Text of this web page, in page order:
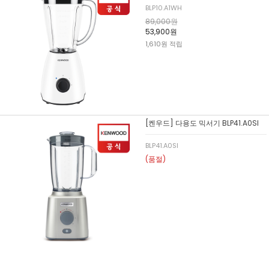
BLP10.A1WH
89,000원
53,900원
1,610원 적립
[켄우드] 다용도 믹서기 BLP41.A0SI
BLP41.A0SI
(품절)